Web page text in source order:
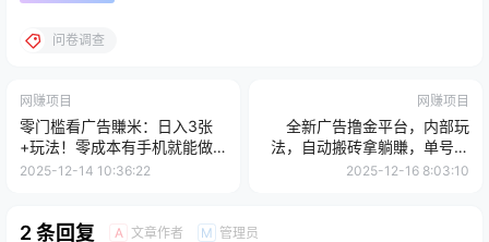
问卷调查
网赚项目
零门槛看广告賺米：日入3张
+玩法！零成本有手机就能做
【附独家工具】
2025-12-14 10:36:22
网赚项目
全新广告撸金平台，内部玩
法，自动搬砖拿躺賺，单号一
天保底2张+，全天两倍收益
2025-12-16 8:03:10
2 条回复 A 文章作者 M 管理员